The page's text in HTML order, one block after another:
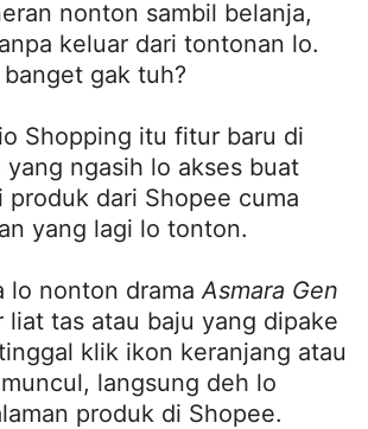
nonton sambil belanja,
keluar dari tontonan lo.
gak tuh?
Shopping itu fitur baru di
yang ngasih lo akses buat
produk dari Shopee cuma
yang lagi lo tonton.
lo nonton drama Asmara Gen
liat tas atau baju yang dipake
klik ikon keranjang atau
langsung deh lo
produk di Shopee.